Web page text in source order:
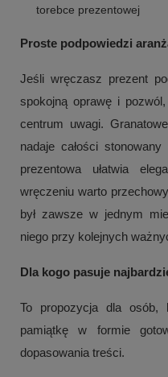
torebce prezentowej
Proste podpowiedzi
Jeśli wręczasz prezent
spokojną oprawę i
centrum uwagi.
nadaje całości
prezentowa ułatwia
wręczeniu warto
był zawsze w jednym
niego przy kolejnych
Dla kogo pasuje
To propozycja dla osób,
pamiątkę w formie
dopasowania treści.